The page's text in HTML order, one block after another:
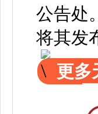
公告处。
将其发
更多